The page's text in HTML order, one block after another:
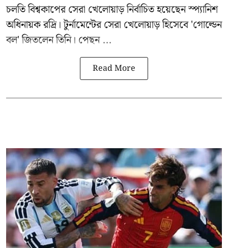
চলতি বিশ্বকাপের সেরা খেলোয়াড় নির্বাচিত হয়েছেন স্প্যানিশ
অধিনায়ক রদ্রি। টুর্নামেন্টের সেরা খেলোয়াড় হিসেবে 'গোল্ডেন
বল' জিতলেন তিনি। পেছন ...
Read More